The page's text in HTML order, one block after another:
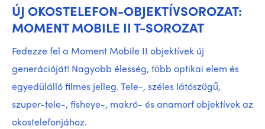
ÚJ OKOSTELEFON-OBJEKTÍVSOROZAT:
MOMENT MOBILE II T-SOROZAT
Fedezze fel a Moment Mobile II objektívek új
generációját! Nagyobb élesség, több optikai elem és
egyedülálló filmes jelleg. Tele-, széles látószögű,
szuper-tele-, fisheye-, makró- és anamorf objektívek az
okostelefonjához.